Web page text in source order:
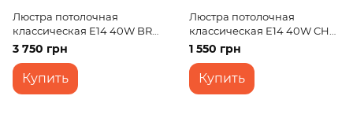
Люстра потолочная
классическая E14 40W BR
(LK-516C/5)
3 750 грн
Купить
Люстра потолочная
классическая E14 40W CH
(LK-261C/3)
1 550 грн
Купить